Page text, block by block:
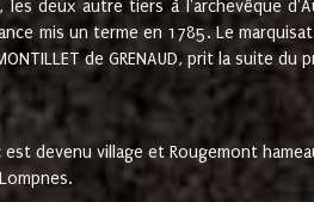
deux autre tiers à l'archevêque
mis un terme en 1785. Le marquisat
de GRENAUD, prit la suite du
devenu village et Rougemont